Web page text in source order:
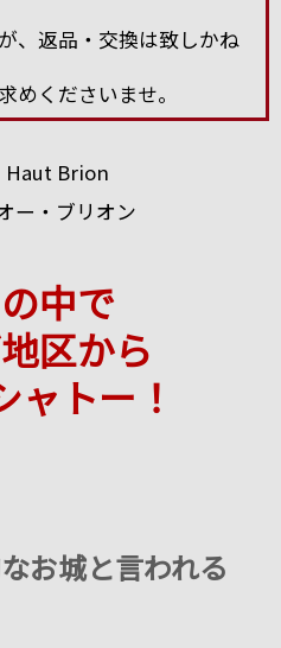
、返品・交換は致しかね
めくださいませ。
Haut Brion
ー・ブリオン
中で
区から
ャトー！
お城と言われる